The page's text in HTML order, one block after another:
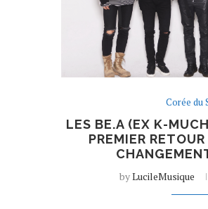
Corée du
LES BE.A (EX K-
PREMIER
byLucileMusique